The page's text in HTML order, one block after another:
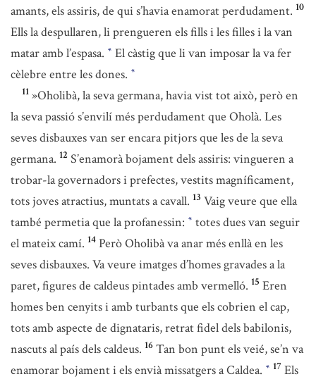
amants, els assiris, de qui s’havia enamorat perdudament. 10
Ells la despullaren, li prengueren els fills i les filles i la van
matar amb l’espasa. * El càstig que li van imposar la va fer
cèlebre entre les dones. *
11 »Oholibà, la seva germana, havia vist tot això, però en
la seva passió s’envilí més perdudament que Oholà. Les
seves disbauxes van ser encara pitjors que les de la seva
germana. 12 S’enamorà bojament dels assiris: vingueren a
trobar-la governadors i prefectes, vestits magníficament,
tots joves atractius, muntats a cavall. 13 Vaig veure que ella
també permetia que la profanessin: * totes dues van seguir
el mateix camí. 14 Però Oholibà va anar més enllà en les
seves disbauxes. Va veure imatges d’homes gravades a la
paret, figures de caldeus pintades amb vermelló. 15 Eren
homes ben cenyits i amb turbants que els cobrien el cap,
tots amb aspecte de dignataris, retrat fidel dels babilonis,
nascuts al país dels caldeus. 16 Tan bon punt els veié, se’n va
enamorar bojament i els envià missatgers a Caldea. * 17 Els